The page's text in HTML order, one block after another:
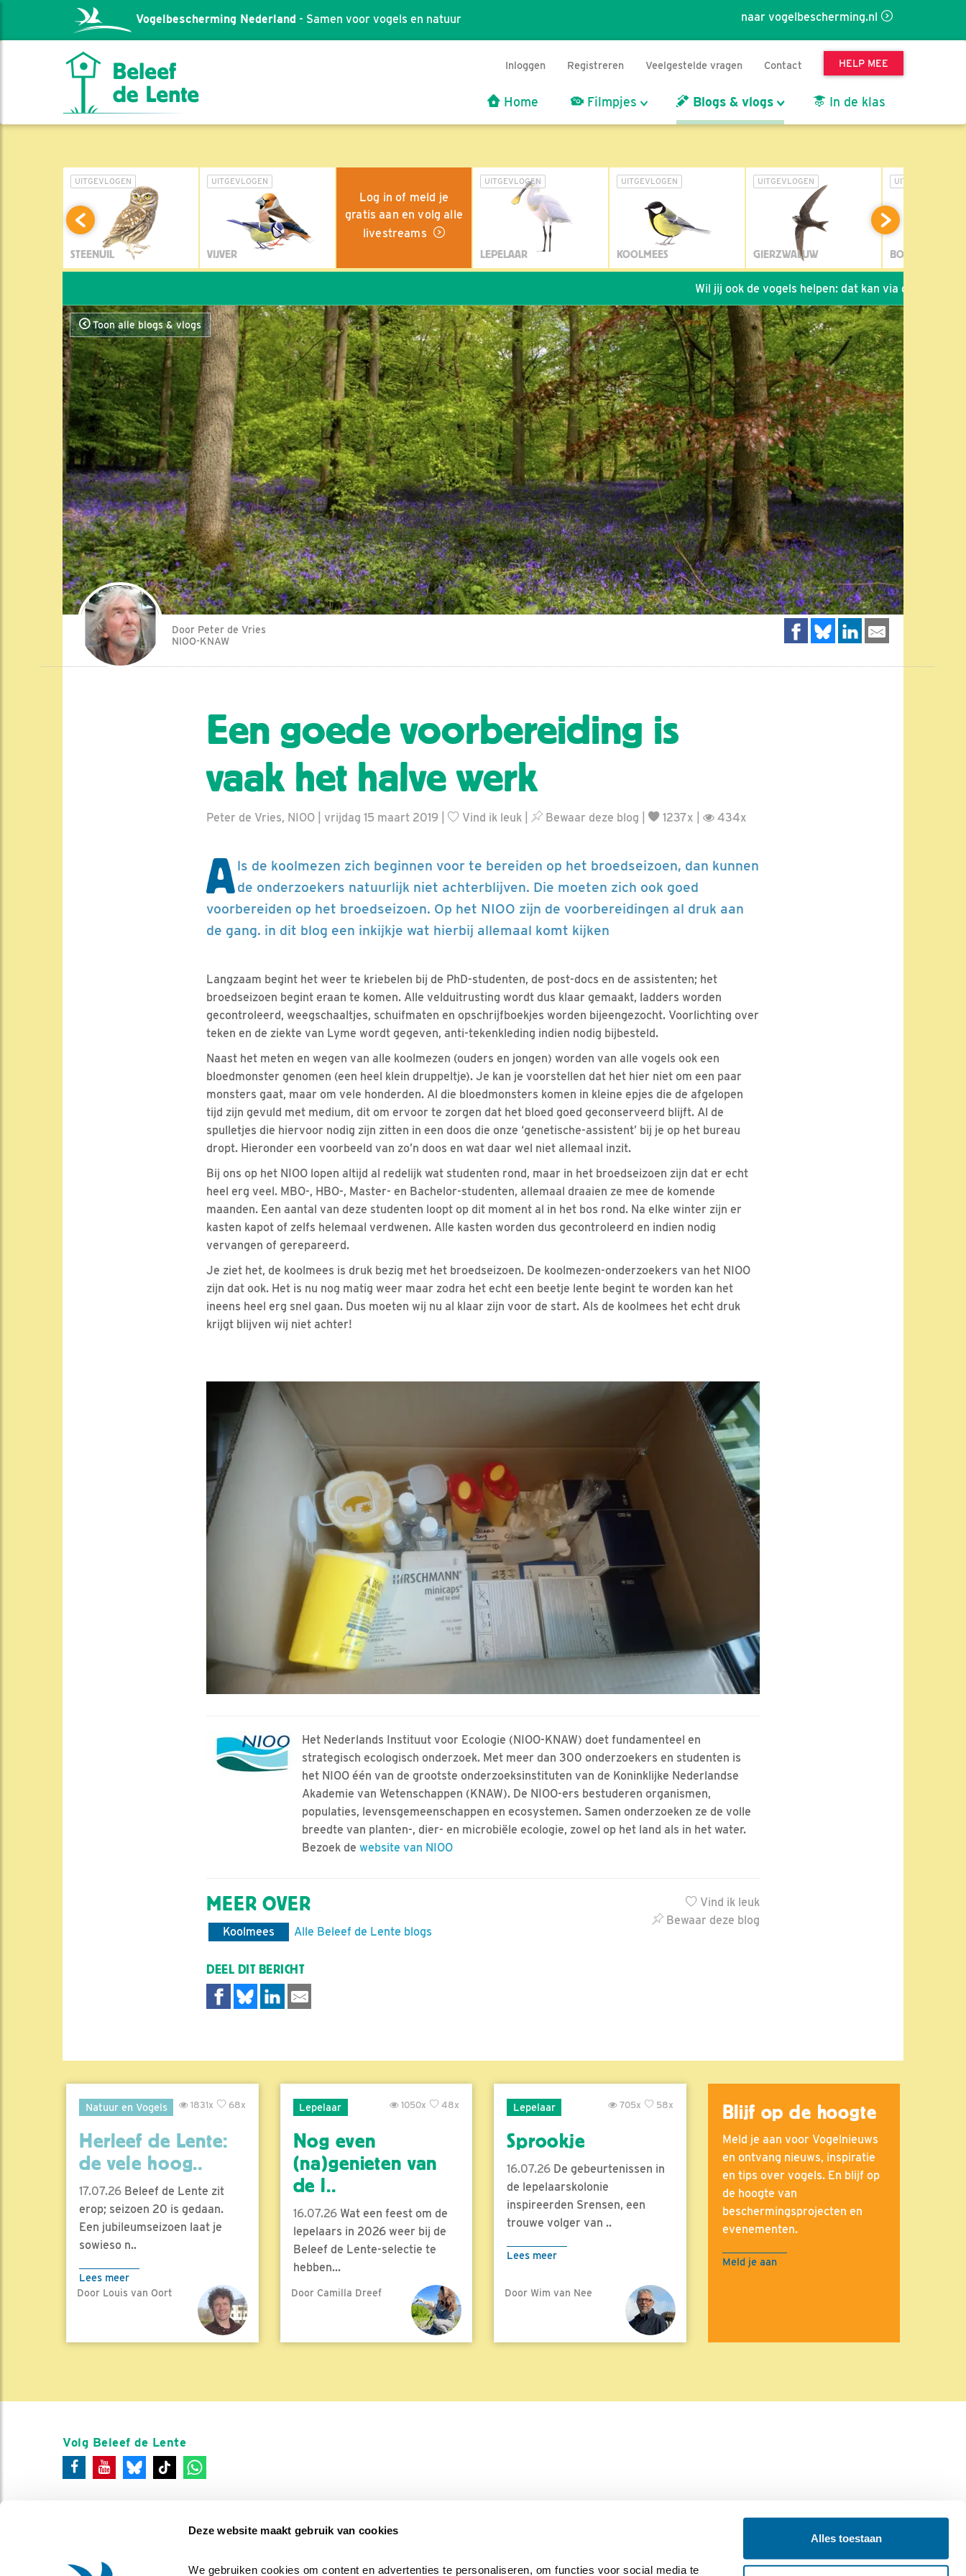
Deze website maakt gebruik van cookies
We gebruiken cookies om content en advertenties te personaliseren, om functies voor social media te
Alles toestaan
naar vogelbescherming.nl
Vogelbescherming Nederland - Samen voor vogels en natuur
Inloggen Registreren Veelgestelde vragen Contact HELP MEE
Home Filmpjes Blogs & vlogs In de klas
UITGEVLOGEN
STEENUIL
UITGEVLOGEN
VIJVER
Log in of meld je
gratis aan en volg alle
livestreams
UITGEVLOGEN
LEPELAAR
UITGEVLOGEN
KOOLMEES
UITGEVLOGEN
GIERZWALUW
UITGEVLOGEN
BOSUIL
Wil jij ook de vogels helpen: dat kan via de link!
Toon alle blogs & vlogs
Door Peter de Vries
NIOO-KNAW
Een goede voorbereiding is
vaak het halve werk
Peter de Vries, NIOO | vrijdag 15 maart 2019 | Vind ik leuk Bewaar deze blog 1237x | 434x
Als de koolmezen zich beginnen voor te bereiden op het broedseizoen, dan kunnen
de onderzoekers natuurlijk niet achterblijven. Die moeten zich ook goed
voorbereiden op het broedseizoen. Op het NIOO zijn de voorbereidingen al druk aan
de gang. in dit blog een inkijkje wat hierbij allemaal komt kijken
Langzaam begint het weer te kriebelen bij de PhD-studenten, de post-docs en de assistenten; het
broedseizoen begint eraan te komen. Alle velduitrusting wordt dus klaar gemaakt, ladders worden
gecontroleerd, weegschaaltjes, schuifmaten en opschrijfboekjes worden bijeengezocht. Voorlichting over
teken en de ziekte van Lyme wordt gegeven, anti-tekenkleding indien nodig bijbesteld.
Naast het meten en wegen van alle koolmezen (ouders en jongen) worden van alle vogels ook een
bloedmonster genomen (een heel klein druppeltje). Je kan je voorstellen dat het hier niet om een paar
monsters gaat, maar om vele honderden. Al die bloedmonsters komen in kleine epjes die de afgelopen
tijd zijn gevuld met medium, dit om ervoor te zorgen dat het bloed goed geconserveerd blijft. Al de
spulletjes die hiervoor nodig zijn zitten in een doos die onze ‘genetische-assistent’ bij je op het bureau
dropt. Hieronder een voorbeeld van zo’n doos en wat daar wel niet allemaal inzit.
Bij ons op het NIOO lopen altijd al redelijk wat studenten rond, maar in het broedseizoen zijn dat er echt
heel erg veel. MBO-, HBO-, Master- en Bachelor-studenten, allemaal draaien ze mee de komende
maanden. Een aantal van deze studenten loopt op dit moment al in het bos rond. Na elke winter zijn er
kasten kapot of zelfs helemaal verdwenen. Alle kasten worden dus gecontroleerd en indien nodig
vervangen of gerepareerd.
Je ziet het, de koolmees is druk bezig met het broedseizoen. De koolmezen-onderzoekers van het NIOO
zijn dat ook. Het is nu nog matig weer maar zodra het echt een beetje lente begint te worden kan het
ineens heel erg snel gaan. Dus moeten wij nu al klaar zijn voor de start. Als de koolmees het echt druk
krijgt blijven wij niet achter!
Het Nederlands Instituut voor Ecologie (NIOO-KNAW) doet fundamenteel en
strategisch ecologisch onderzoek. Met meer dan 300 onderzoekers en studenten is
het NIOO één van de grootste onderzoeksinstituten van de Koninklijke Nederlandse
Akademie van Wetenschappen (KNAW). De NIOO-ers bestuderen organismen,
populaties, levensgemeenschappen en ecosystemen. Samen onderzoeken ze de volle
breedte van planten-, dier- en microbiële ecologie, zowel op het land als in het water.
Bezoek dewebsite van NIOO
Vind ik leuk
Bewaar deze blog
MEER OVER
Koolmees Alle Beleef de Lente blogs
DEEL DIT BERICHT
Natuur en Vogels 68x
1831x
Herleef de Lente:
de vele hoog..
17.07.26 Beleef de Lente zit
erop; seizoen 20 is gedaan.
Een jubileumseizoen laat je
sowieso n..
Lees meer
Door Louis van Oort
Lepelaar 48x
1050x
Nog even
(na)genieten van
de l..
16.07.26Wat een feest om de
lepelaars in 2026 weer bij de
Beleef de Lente-selectie te
hebben...
Lees meer
Door Camilla Dreef
Lepelaar 58x
705x
Sprookje
16.07.26 De gebeurtenissen in
de lepelaarskolonie
inspireerden Srensen, een
trouwe volger van ..
Lees meer
Door Wim van Nee
Blijf op de hoogte
Meld je aan voor Vogelnieuws
en ontvang nieuws, inspiratie
en tips over vogels. En blijf op
de hoogte van
beschermingsprojecten en
evenementen.
Meld je aan
Volg Beleef de Lente
Colofon